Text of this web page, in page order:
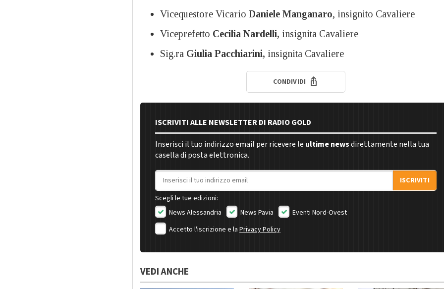
Vicequestore Vicario Daniele Manganaro, insignito Cavaliere
Viceprefetto Cecilia Nardelli, insignita Cavaliere
Sig.ra Giulia Pacchiarini, insignita Cavaliere
CONDIVIDI
ISCRIVITI ALLE NEWSLETTER DI RADIO GOLD
Inserisci il tuo indirizzo email per ricevere le ultime newsdirettamente nella tua
casella di posta elettronica.
Indirizzo email
ISCRIVITI
Scegli le tue edizioni:
News Alessandria
News Pavia
Eventi Nord-Ovest
Accetto l'iscrizione e la Privacy Policy
VEDI ANCHE